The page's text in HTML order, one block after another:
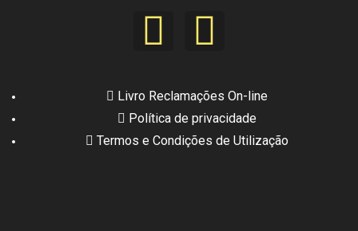
Livro Reclamações On-line
Política de privacidade
Termos e Condições de Utilização